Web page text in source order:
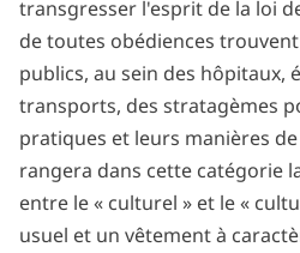
transgresser l'esprit de la loi
de toutes obédiences
publics, au sein des hôpitaux,
transports, des stratagèmes
pratiques et leurs manières
rangera dans cette catégorie
entre le « culturel » et le «
usuel et un vêtement à